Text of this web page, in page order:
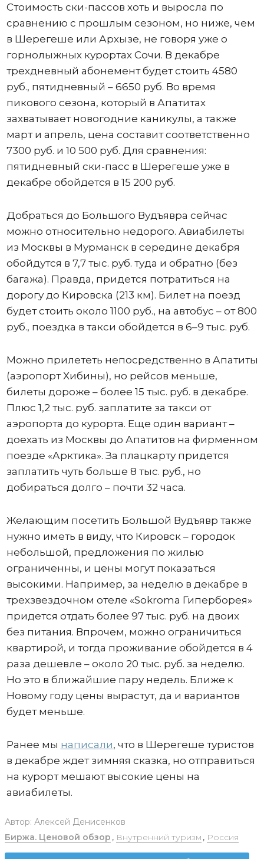
Стоимость ски-пассов хоть и выросла по
сравнению с прошлым сезоном, но ниже, чем
в Шерегеше или Архызе, не говоря уже о
горнолыжных курортах Сочи. В декабре
трехдневный абонемент будет стоить 4580
руб., пятидневный – 6650 руб. Во время
пикового сезона, который в Апатитах
захватывает новогодние каникулы, а также
март и апрель, цена составит соответственно
7300 руб. и 10 500 руб. Для сравнения:
пятидневный ски-пасс в Шерегеше уже в
декабре обойдется в 15 200 руб.
Добраться до Большого Вудъявра сейчас
можно относительно недорого. Авиабилеты
из Москвы в Мурманск в середине декабря
обойдутся в 7,7 тыс. руб. туда и обратно (без
багажа). Правда, придется потратиться на
дорогу до Кировска (213 км). Билет на поезд
будет стоить около 1100 руб., на автобус – от 800
руб., поездка в такси обойдется в 6–9 тыс. руб.
Можно прилететь непосредственно в Апатиты
(аэропорт Хибины), но рейсов меньше,
билеты дороже – более 15 тыс. руб. в декабре.
Плюс 1,2 тыс. руб. заплатите за такси от
аэропорта до курорта. Еще один вариант –
доехать из Москвы до Апатитов на фирменном
поезде «Арктика». За плацкарту придется
заплатить чуть больше 8 тыс. руб., но
добираться долго – почти 32 часа.
Желающим посетить Большой Вудъявр также
нужно иметь в виду, что Кировск – городок
небольшой, предложения по жилью
ограниченны, и цены могут показаться
высокими. Например, за неделю в декабре в
трехзвездочном отеле «Sokroma Гиперборея»
придется отдать более 97 тыс. руб. на двоих
без питания. Впрочем, можно ограничиться
квартирой, и тогда проживание обойдется в 4
раза дешевле – около 20 тыс. руб. за неделю.
Но это в ближайшие пару недель. Ближе к
Новому году цены вырастут, да и вариантов
будет меньше.
Ранее мы написали, что в Шерегеше туристов
в декабре ждет зимняя сказка, но отправиться
на курорт мешают высокие цены на
авиабилеты.
Автор: Алексей Денисенков
Биржа. Ценовой обзор , Внутренний туризм , Россия